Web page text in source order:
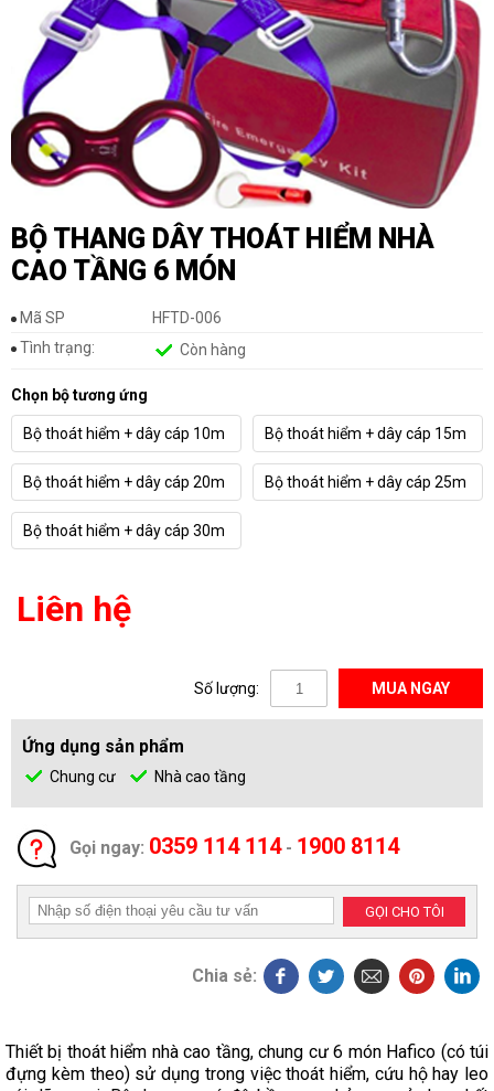
TỨC
MUA
TRỰC
TUYẾN
ĐĂNG
LÝ
BỘ THANG DÂY THOÁT HIỂM NHÀ
CAO TẦNG 6 MÓN
Mã SP
HFTD-006
Tình trạng:
Còn hàng
Chọn bộ tương ứng
Bộ thoát hiểm + dây cáp 10m Bộ thoát hiểm + dây cáp 15m
Bộ thoát hiểm + dây cáp 20m Bộ thoát hiểm + dây cáp 25m
Bộ thoát hiểm + dây cáp 30m
Liên hệ
Số lượng: MUA NGAY
Ứng dụng sản phẩm
Chung cư Nhà cao tầng
Gọi ngay: 0359 114 114- 1900 8114
GỌI CHO TÔI
Chia sẻ:
Thiết bị thoát hiểm nhà cao tầng, chung cư 6 món Hafico (có túi
đựng kèm theo) sử dụng trong việc thoát hiểm, cứu hộ hay leo